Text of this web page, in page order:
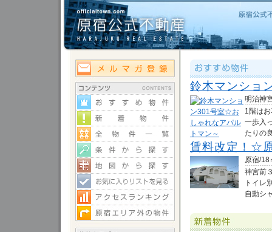
鈴木マンショ
明治神
1階は
一歩入
たりの
賃料改定！☆
原宿/18
神宮前
トイレ
自動シ